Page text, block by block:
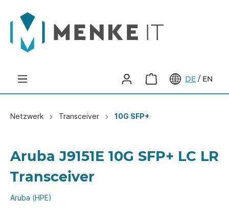
DE / EN
Netzwerk Transceiver 10G SFP+
Aruba J9151E 10G SFP+ LC LR
Transceiver
Aruba (HPE)